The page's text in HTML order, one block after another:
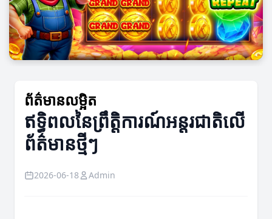
ព័ត៌មានលម្អិត
ឥទ្ធិពលនៃព្រឹត្តិការណ៍អន្ដរជាតិលើ
ព័ត៌មានថ្មីៗ
2026-06-18 Admin